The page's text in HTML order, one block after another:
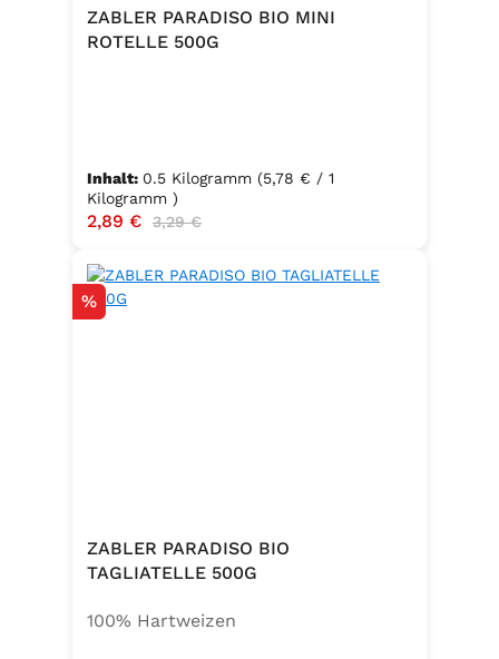
Trennmittel Calciumsalze der
Speisefettsäuren, Folsäure,
ZABLER PARADISO BIO MINI
ROTELLE 500G
Inhalt: 0.5 Kilogramm (5,78 € / 1
Kilogramm )
Verkaufspreis:
2,89 € Regulärer Preis:
3,29 €
Rabatt
%
ZABLER PARADISO BIO
TAGLIATELLE 500G
100% Hartweizen